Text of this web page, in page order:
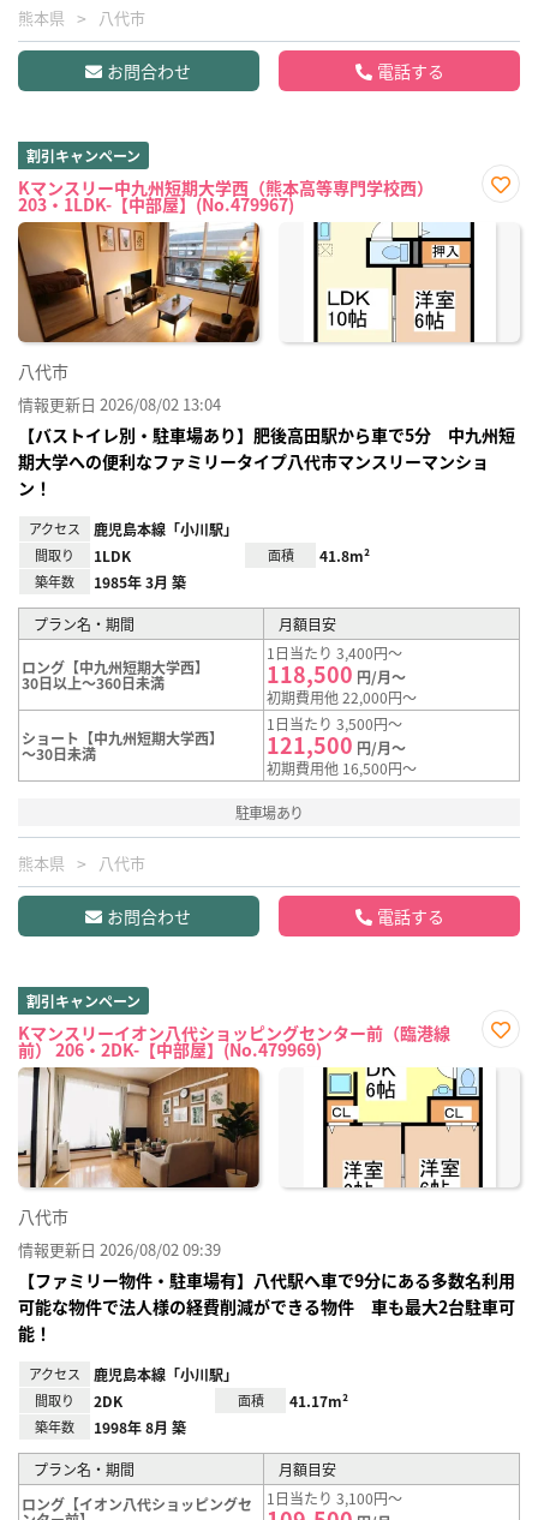
熊本県 八代市
お問合わせ 電話する
割引キャンペーン
Kマンスリー中九州短期大学西（熊本高等専門学校西）
203・1LDK-【中部屋】(No.479967)
に入
八代市
情報更新日 2026/08/02 13:04
【バストイレ別・駐車場あり】肥後高田駅から車で5分 中九州短
期大学への便利なファミリータイプ八代市マンスリーマンショ
ン！
アクセス 鹿児島本線「小川駅」
間取り 1LDK 面積 41.8m²
築年数 1985年 3月 築
プラン名・期間 月額目安
ロング【中九州短期大学西】
30日以上～360日未満
1日当たり 3,400円～
118,500 円/月～
初期費用他 22,000円～
ショート【中九州短期大学西】
～30日未満
1日当たり 3,500円～
121,500 円/月～
初期費用他 16,500円～
駐車場あり
熊本県 八代市
お問合わせ 電話する
割引キャンペーン
Kマンスリーイオン八代ショッピングセンター前（臨港線
前） 206・2DK-【中部屋】(No.479969)
に入
八代市
情報更新日 2026/08/02 09:39
【ファミリー物件・駐車場有】八代駅へ車で9分にある多数名利用
可能な物件で法人様の経費削減ができる物件 車も最大2台駐車可
能！
アクセス 鹿児島本線「小川駅」
間取り 2DK 面積 41.17m²
築年数 1998年 8月 築
プラン名・期間
月額目安
ロング【イオン八代ショッピングセ
1日当たり 3,100円～